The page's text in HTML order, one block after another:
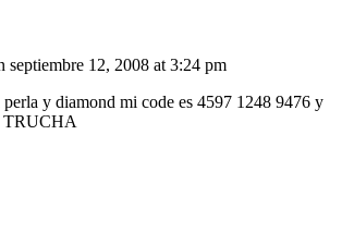
septiembre 12, 2008 at 3:24 pm
perla y diamond mi code es 4597 1248 9476 y
TRUCHA